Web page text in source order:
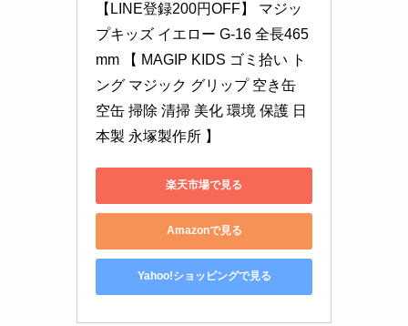
【LINE登録200円OFF】 マジッ
プキッズ イエロー G-16 全長465
mm 【 MAGIP KIDS ゴミ拾い ト
ング マジック グリップ 空き缶
空缶 掃除 清掃 美化 環境 保護 日
本製 永塚製作所 】
楽天市場で見る
Amazonで見る
Yahoo!ショッピングで見る